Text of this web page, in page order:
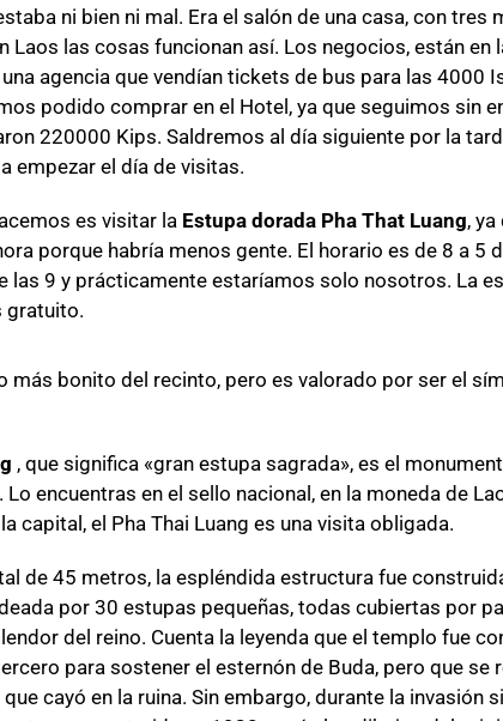
ni bien ni mal. Era el salón de una casa, con tres
Laos las cosas funcionan así. Los negocios, están en
agencia que vendían tickets de bus para las 4000
podido comprar en el Hotel, ya que seguimos sin
220000 Kips. Saldremos al día siguiente por la
empezar el día de visitas.
es visitar la Estupa dorada Pha That Luang,
porque habría menos gente. El horario es de 8 a 5
las 9 y prácticamente estaríamos solo nosotros. La
gratuito.
más bonito del recinto, pero es valorado por ser el
, que significa «gran estupa sagrada», es el
Lo encuentras en el sello nacional, en la moneda de
capital, el Pha Thai Luang es una visita obligada.
de 45 metros, la espléndida estructura fue
por 30 estupas pequeñas, todas cubiertas por
del reino. Cuenta la leyenda que el templo fue
para sostener el esternón de Buda, pero que se
cayó en la ruina. Sin embargo, durante la invasión